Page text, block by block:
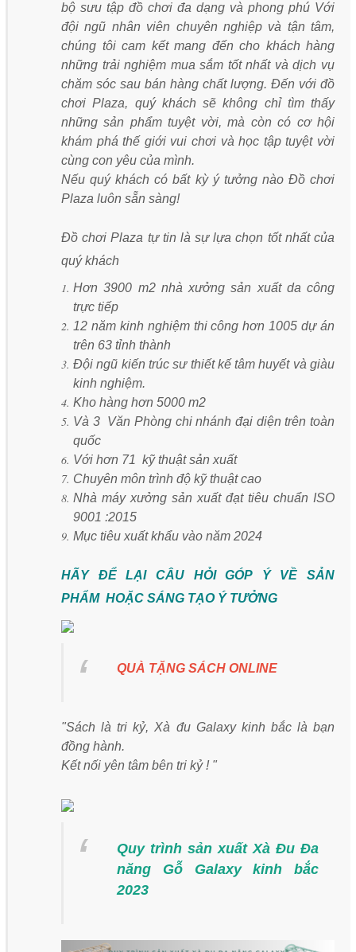
bộ sưu tập đồ chơi đa dạng và phong phú Với
đội ngũ nhân viên chuyên nghiệp và tận tâm,
chúng tôi cam kết mang đến cho khách hàng
những trải nghiệm mua sắm tốt nhất và dịch vụ
chăm sóc sau bán hàng chất lượng. Đến với đồ
chơi Plaza, quý khách sẽ không chỉ tìm thấy
những sản phẩm tuyệt vời, mà còn có cơ hội
khám phá thế giới vui chơi và học tập tuyệt vời
cùng con yêu của mình.
Nếu quý khách có bất kỳ ý tưởng nào Đồ chơi
Plaza luôn sẵn sàng!
Đồ chơi Plaza tự tin là sự lựa chọn tốt nhất của
quý khách
Hơn 3900 m2 nhà xưởng sản xuất da công
trực tiếp
12 năm kinh nghiệm thi công hơn 1005 dự án
trên 63 tỉnh thành
Đội ngũ kiến trúc sư thiết kế tâm huyết và giàu
kinh nghiệm.
Kho hàng hơn 5000 m2
Và 3 Văn Phòng chi nhánh đại diện trên toàn
quốc
Với hơn 71 kỹ thuật sản xuất
Chuyên môn trình độ kỹ thuật cao
Nhà máy xưởng sản xuất đạt tiêu chuẩn ISO
9001 :2015
Mục tiêu xuất khẩu vào năm 2024
HÃY ĐỂ LẠI CÂU HỎI GÓP Ý VỀ SẢN
PHẨM HOẶC SÁNG TẠO Ý TƯỞNG
QUÀ TẶNG SÁCH ONLINE
"Sách là tri kỷ, Xà đu Galaxy kinh bắc là bạn
đồng hành.
Kết nối yên tâm bên tri kỷ ! "
Quy trình sản xuất Xà Đu Đa
năng Gỗ Galaxy kinh bắc
2023